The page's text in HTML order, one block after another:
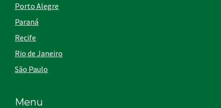
Porto Alegre
Paraná
Recife
Rio de Janeiro
São Paulo
Menu